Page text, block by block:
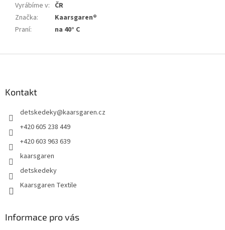
Vyrábíme v: ČR
Značka:
Kaarsgaren®
Praní: na 40° C
Kontakt
detskedeky@kaarsgaren.cz
+420 605 238 449
+420 603 963 639
kaarsgaren
detskedeky
Kaarsgaren Textile
Informace pro vás